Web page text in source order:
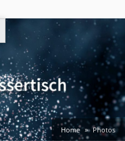
Home Photos